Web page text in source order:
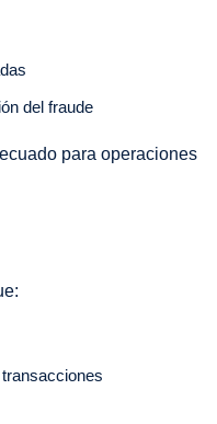
del fraude
para operaciones